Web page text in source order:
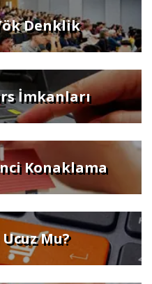
Denklik
İmkanları
Konaklama
Mu?